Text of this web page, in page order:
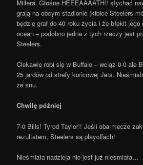
Millera. Głośne HEEEAAAATH!! słychać
grają na obcym stadionie (kibice Steelers
będzie grał do 40 roku życia i że błękit
ocean – podobno jedna z tych rzeczy jest
Steelers.
Ciekawie robi się w Buffalo – wciąż 0-0 ale
25 jardów od strefy końcowej Jets.
ze snu.
Chwilę później
7-0 Bills! Tyrod Taylor!! Jeśli oba mecze
rezultatem, Steelers są playoffach!
Nieśmiała nadzieja nie jest już nieśmiała…